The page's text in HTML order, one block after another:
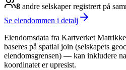
8 andre selskaperregistrert på
Se eiendommen i detalj
Eiendomsdata fra Kartverket
baseres på spatial join (selskapets
eiendomsgrensen) — kan inkludere
koordinatet er upresist.